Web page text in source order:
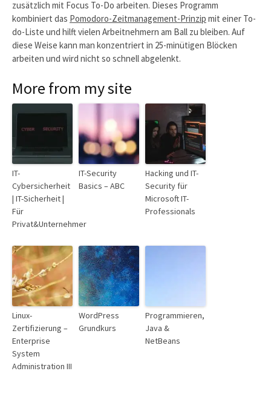
zusätzlich mit Focus To-Do arbeiten. Dieses Programm
kombiniert das Pomodoro-Zeitmanagement-Prinzip mit einer To-
do-Liste und hilft vielen Arbeitnehmern am Ball zu bleiben. Auf
diese Weise kann man konzentriert in 25-minütigen Blöcken
arbeiten und wird nicht so schnell abgelenkt.
More from my site
IT-
Cybersicherheit
| IT-Sicherheit |
Für
Privat&Unternehmer
IT-Security
Basics – ABC
Hacking und IT-
Security für
Microsoft IT-
Professionals
Linux-
Zertifizierung –
Enterprise
System
Administration III
WordPress
Grundkurs
Programmieren,
Java &
NetBeans